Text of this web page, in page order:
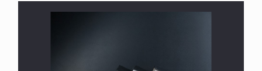
هل يُحسب حول الزكاة وفق السنة الميلادية أو الهجرية؟